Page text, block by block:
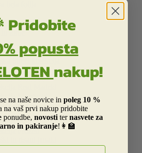
torbe
Street
Centrum
Barcelona
Liverpool
Dakar
Catalina Estrada
Smiley
Frozen
Pridobite
popusta
nakup!
na naše novice in poleg 10 %
na vaš prvi nakup pridobite
ponudbe, novosti ternasvete za
in pakiranje!👩‍🏫